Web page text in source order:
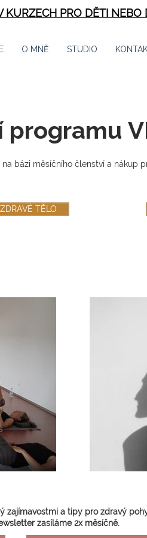
KURZECH PRO DĚTI
O MNĚ STUDIO
programu
bázi měsíčního členství a nákup
TĚLO
zajímavostmi a tipy pro zdravý
zasíláme 2x měsíčně.